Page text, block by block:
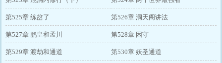
第525章 练岔了 第526章 洞天阁讲法
第527章 鹏皇和孟川 第528章 困守
第529章 渡劫和通道 第530章 妖圣通道